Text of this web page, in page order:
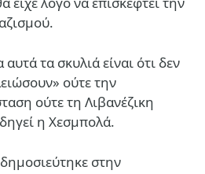
τα σκυλιά είναι ότι δεν
ούτε την
ούτε τη Λιβανέζικη
η Χεσμπολά.
στην